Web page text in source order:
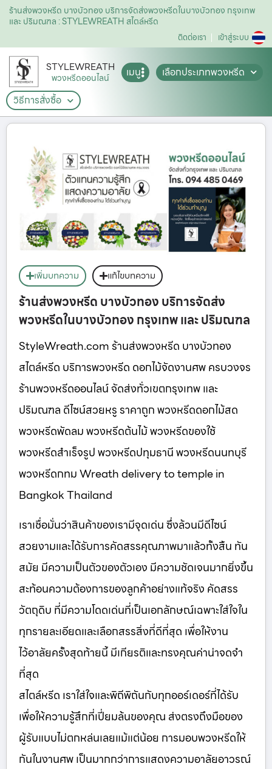
ร้านส่งพวงหรีด บางบัวทอง บริการจัดส่งพวงหรีดในบางบัวทอง กรุงเทพ
และ ปริมณฑล : STYLEWREATH สไตล์หรีด
ติดต่อเรา เข้าสู่ระบบ
STYLEWREATH
พวงหรีดออนไลน์ เมนู
เลือกประเภทพวงหรีด
วิธีการสั่งซื้อ
เพิ่มบทความ แก้ไขบทความ
ร้านส่งพวงหรีด บางบัวทอง บริการจัดส่ง
พวงหรีดในบางบัวทอง กรุงเทพ และ ปริมณฑล
StyleWreath.com ร้านส่งพวงหรีด บางบัวทอง
สไตล์หรีด บริการพวงหรีด ดอกไม้จัดงานศพ ครบวงจร
ร้านพวงหรีดออนไลน์ จัดส่งทั่วเขตกรุงเทพ และ
ปริมณฑล ดีไซน์สวยหรู ราคาถูก พวงหรีดดอกไม้สด
พวงหรีดพัดลม พวงหรีดต้นไม้ พวงหรีดของใช้
พวงหรีดสำเร็จรูป พวงหรีดปทุมธานี พวงหรีดนนทบุรี
พวงหรีดกทม Wreath delivery to temple in
Bangkok Thailand
เราเชื่อมั่นว่าสินค้าของเรามีจุดเด่น ซึ่งล้วนมีดีไซน์
สวยงามและได้รับการคัดสรรคุณภาพมาแล้วทั้งสิ้น ทัน
สมัย มีความเป็นตัวของตัวเอง มีความชัดเจนมากยิ่งขึ้น
สะท้อนความต้องการของลูกค้าอย่างแท้จริง คัดสรร
วัตถุดิบ ที่มีความโดดเด่นที่เป็นเอกลักษณ์เฉพาะใส่ใจใน
ทุกรายละเอียดและเลือกสรรสิ่งที่ดีที่สุด เพื่อให้งาน
ไว้อาลัยครั้งสุดท้ายนี้ มีเกียรติและทรงคุณค่าน่าจดจำ
ที่สุด
สไตล์หรีด เราใส่ใจและพิถีพิถันกับทุกออร์เดอร์ที่ได้รับ
เพื่อให้ความรู้สึกที่เปี่ยมล้นของคุณ ส่งตรงถึงมือของ
ผู้รับแบบไม่ตกหล่นเลยแม้แต่น้อย การมอบพวงหรีดให้
กันในงานศพ เป็นมากกว่าการแสดงความอาลัยอาวรณ์